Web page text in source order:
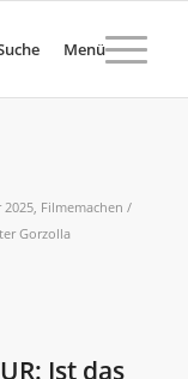
Menü
, Filmemachen /
Gorzolla
Ist das